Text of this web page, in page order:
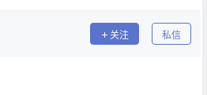
关注 私信